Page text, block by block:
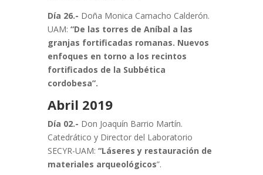
Día 26.- Doña Monica Camacho Calderón.
UAM: “De las torres de Aníbal a las
granjas fortificadas romanas. Nuevos
enfoques en torno a los recintos
fortificados de la Subbética
cordobesa”.
Abril 2019
Día 02.- Don Joaquín Barrio Martín.
Catedrático y Director del Laboratorio
SECYR-UAM: “Láseres y restauración de
materiales arqueológicos”.